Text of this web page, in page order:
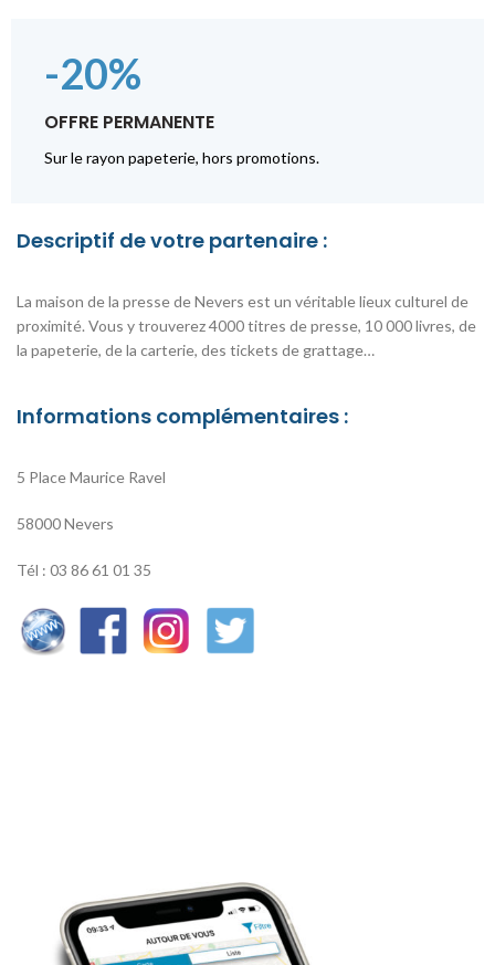
-20%
OFFRE PERMANENTE
Sur le rayon papeterie, hors promotions.
Descriptif de votre partenaire :
La maison de la presse de Nevers est un véritable lieux culturel de
proximité. Vous y trouverez 4000 titres de presse, 10 000 livres, de
la papeterie, de la carterie, des tickets de grattage…
Informations complémentaires :
5 Place Maurice Ravel
58000 Nevers
Tél : 03 86 61 01 35